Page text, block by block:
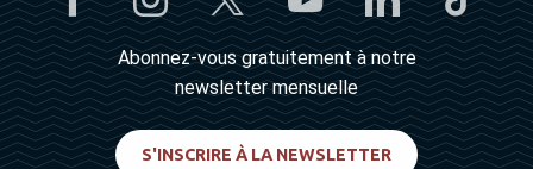
Abonnez-vous gratuitement à notre
newsletter mensuelle
S'INSCRIRE À LA NEWSLETTER